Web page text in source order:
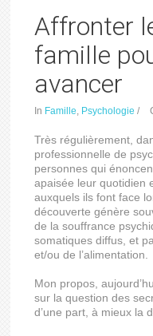
Affronter
famille
avancer
In Famille, Psychologie /
Très régulièrement,
professionnelle de
personnes qui
apaisée leur quotidien
auxquels ils font face
découverte génère
de la souffrance
somatiques diffus, et
et/ou de l’alimentation.
Mon propos,
sur la question des
d’une part, à mieux la